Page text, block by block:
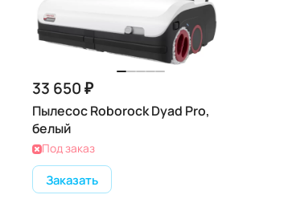
33 650 ₽
Пылесос Roborock Dyad Pro,
белый
Под заказ
Заказать